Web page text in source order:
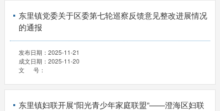
东里镇党委关于区委第七轮巡察反馈意见整改进展情况
的通报
发布日期： 2025-11-21
成文日期： 2025-11-20
文 号：
东里镇妇联开展“阳光青少年家庭联盟”——澄海区妇联